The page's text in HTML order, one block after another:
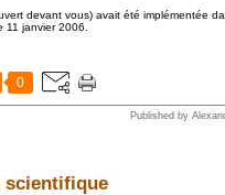
devant vous) avait été implémentée
11 janvier 2006.
0
Published by
scientifique